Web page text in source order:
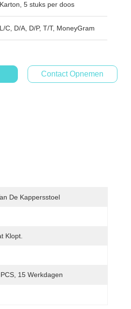
Karton, 5 stuks per doos
L/C, D/A, D/P, T/T, MoneyGram
Contact Opnemen
De Kappersstoel
Klopt.
15 Werkdagen